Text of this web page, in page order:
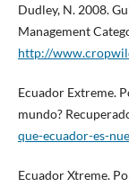
Dudley, N. 2008.
Management
http://
Ecuador Extreme.
mundo?
que-ecuador-es-
Ecuador Xtreme.